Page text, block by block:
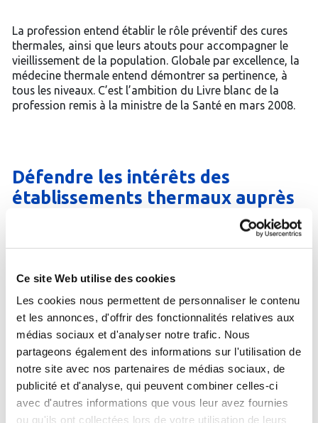
Ce site Web utilise des cookies
Les cookies nous permettent de personnaliser le contenu
et les annonces, d'offrir des fonctionnalités relatives aux
médias sociaux et d'analyser notre trafic. Nous
partageons également des informations sur l'utilisation de
notre site avec nos partenaires de médias sociaux, de
publicité et d'analyse, qui peuvent combiner celles-ci
avec d'autres informations que vous leur avez fournies
ou qu'ils ont collectées lors de votre utilisation de leurs
La profession entend établir le rôle préventif des cures
thermales, ainsi que leurs atouts pour accompagner le
vieillissement de la population. Globale par excellence, la
médecine thermale entend démontrer sa pertinence, à
tous les niveaux. C’est l’ambition du Livre blanc de la
profession remis à la ministre de la Santé en mars 2008.
Défendre les intérêts des
établissements thermaux auprès
des différentes instances de l’Etat
Si l’allopathie a permis, depuis la fin du XIXe siècle,
d’extraordinaires progrès médicaux, elle a également
donné à la pharmacopée une place de plus en plus
prépondérante, au risque d’une surconsommation de
médicaments. Autant pour des raisons économiques que
pour une plus grande efficacité thérapeutique, d’autres
approches thérapeutiques plus holistiques sont
nécessaires. Au delà de son efficacité, la médecine
thermale redonne toute sa place à l’interaction
thérapeutique, recentrant la relation entre le médecin et